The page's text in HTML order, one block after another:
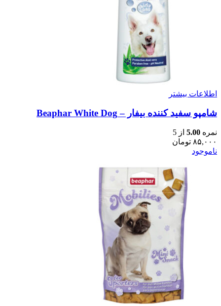
اطلاعات بیشتر
شامپو سفید کننده بیفار – Beaphar White Dog
نمره 5.00 از 5
۸۵,۰۰۰ تومان
ناموجود